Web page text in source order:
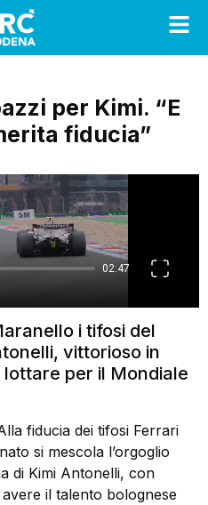
per Kimi. “E
fiducia”
i tifosi del
vittorioso in
lottare per il Mondiale
fiducia dei tifosi Ferrari
si mescola l’orgoglio
di Kimi Antonelli, con
il talento bolognese